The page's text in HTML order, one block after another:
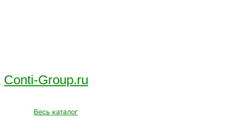
Conti-Group.ru
Весь каталог